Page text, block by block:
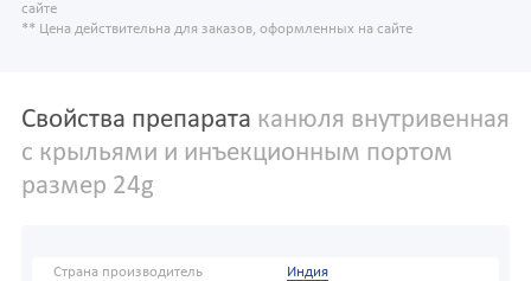
сайте
** Цена действительна для заказов, оформленных на сайте
Свойства препарата канюля внутривенная
с крыльями и инъекционным портом
размер 24g
Страна производитель Индия